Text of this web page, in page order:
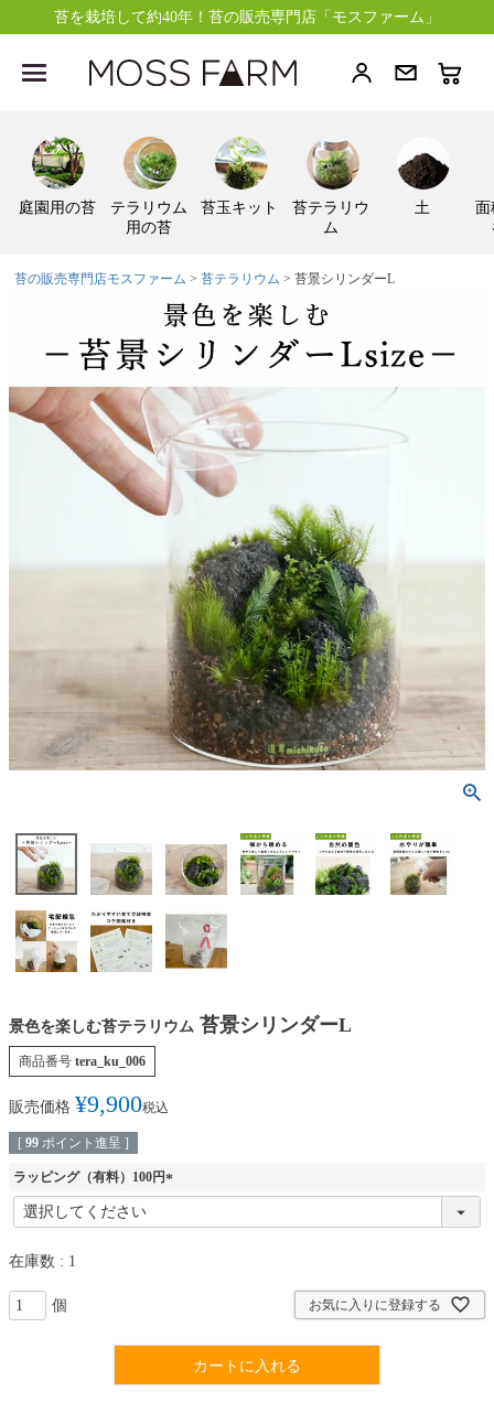
苔を栽培して約40年！苔の販売専門店「モスファーム」
庭園用の苔
テラリウム
用の苔
苔玉キット
苔テラリウ
ム
土
苔の販売専門店モスファーム 苔テラリウム 苔景シリンダーL
景色を楽しむ苔テラリウム 苔景シリンダーL
商品番号 tera_ku_006
販売価格 ¥9,900税込
[ 99 ポイント進呈 ]
ラッピング（有料）100円
(
在庫数 1
お気に入りに登録する
カートに入れる